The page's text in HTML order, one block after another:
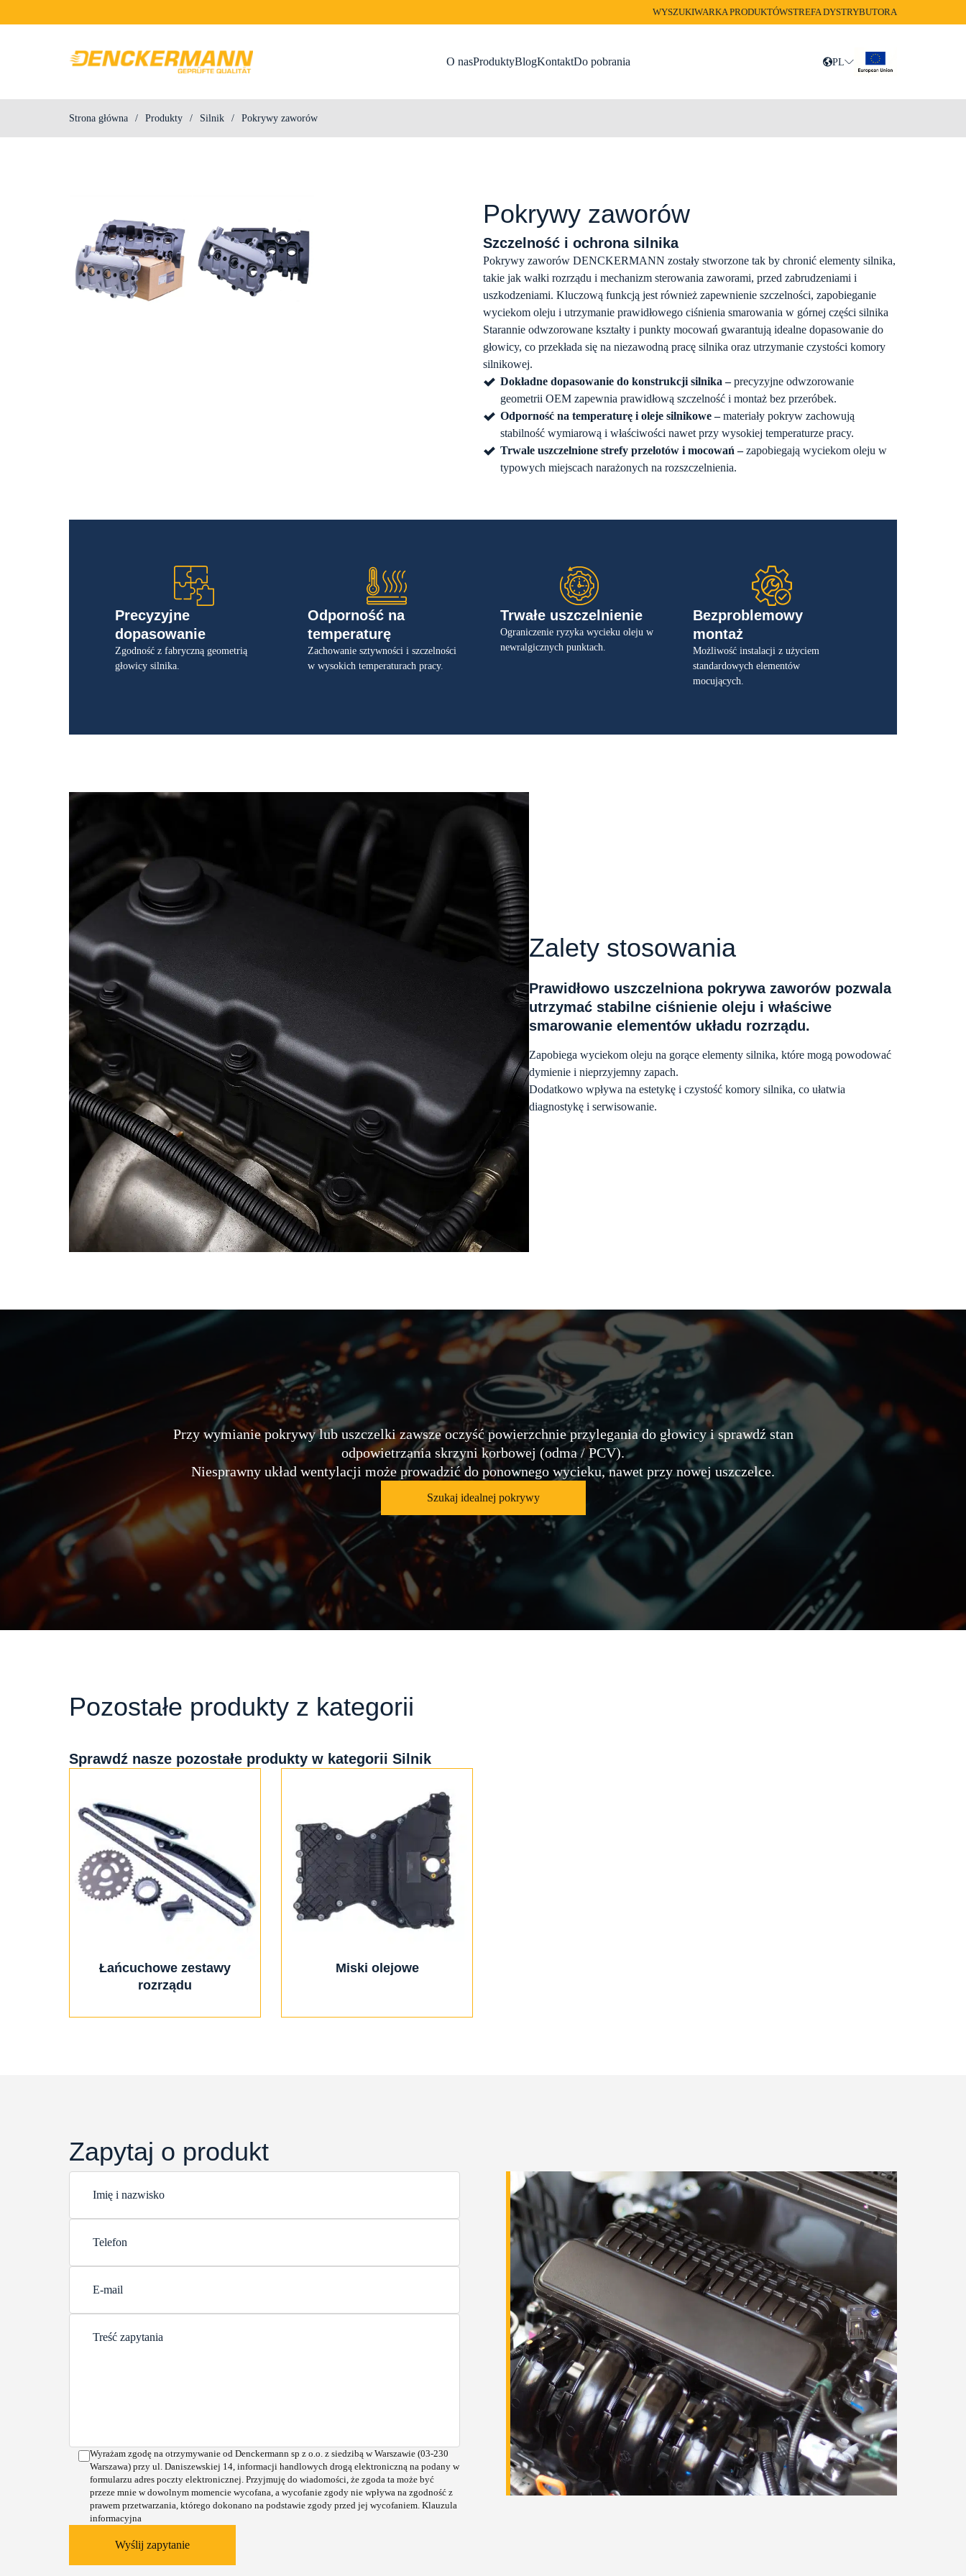
WYSZUKIWARKA PRODUKTÓWSTREFA DYSTRYBUTORA
O nasProduktyBlogKontaktDo pobrania PL
Strona główna / Produkty / Silnik / Pokrywy zaworów
Pokrywy zaworów
Szczelność i ochrona silnika
Pokrywy zaworów DENCKERMANN zostały stworzone tak by chronić elementy silnika,
takie jak wałki rozrządu i mechanizm sterowania zaworami, przed zabrudzeniami i
uszkodzeniami. Kluczową funkcją jest również zapewnienie szczelności, zapobieganie
wyciekom oleju i utrzymanie prawidłowego ciśnienia smarowania w górnej części silnika
Starannie odwzorowane kształty i punkty mocowań gwarantują idealne dopasowanie do
głowicy, co przekłada się na niezawodną pracę silnika oraz utrzymanie czystości komory
silnikowej.
Dokładne dopasowanie do konstrukcji silnika –precyzyjne odwzorowanie
geometrii OEM zapewnia prawidłową szczelność i montaż bez przeróbek.
Odporność na temperaturę i oleje silnikowe –materiały pokryw zachowują
stabilność wymiarową i właściwości nawet przy wysokiej temperaturze pracy.
Trwale uszczelnione strefy przelotów i mocowań –zapobiegają wyciekom oleju w
typowych miejscach narażonych na rozszczelnienia.
Precyzyjne
dopasowanie
Zgodność z fabryczną geometrią
głowicy silnika.
Odporność na
temperaturę
Zachowanie sztywności i szczelności
w wysokich temperaturach pracy.
Trwałe uszczelnienie
Ograniczenie ryzyka wycieku oleju w
newralgicznych punktach.
Bezproblemowy
montaż
Możliwość instalacji z użyciem
standardowych elementów
mocujących.
Zalety stosowania
Prawidłowo uszczelniona pokrywa zaworów pozwala
utrzymać stabilne ciśnienie oleju i właściwe
smarowanie elementów układu rozrządu.
Zapobiega wyciekom oleju na gorące elementy silnika, które mogą powodować
dymienie i nieprzyjemny zapach.
Dodatkowo wpływa na estetykę i czystość komory silnika, co ułatwia
diagnostykę i serwisowanie.
Przy wymianie pokrywy lub uszczelki zawsze oczyść powierzchnie przylegania do głowicy i sprawdź stan
odpowietrzania skrzyni korbowej (odma / PCV).
Niesprawny układ wentylacji może prowadzić do ponownego wycieku, nawet przy nowej uszczelce.
Szukaj idealnej pokrywy
Pozostałe produkty z kategorii
Sprawdź nasze pozostałe produkty w kategorii Silnik
Łańcuchowe zestawy
rozrządu
Miski olejowe
Zapytaj o produkt
Wyrażam zgodę na otrzymywanie od Denckermann sp z o.o. z siedzibą w Warszawie (03-230
Warszawa) przy ul. Daniszewskiej 14, informacji handlowych drogą elektroniczną na podany w
formularzu adres poczty elektronicznej. Przyjmuję do wiadomości, że zgoda ta może być
przeze mnie w dowolnym momencie wycofana, a wycofanie zgody nie wpływa na zgodność z
prawem przetwarzania, którego dokonano na podstawie zgody przed jej wycofaniem. Klauzula
informacyjna